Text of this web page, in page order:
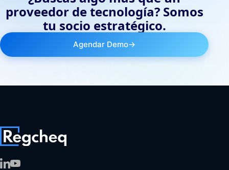
proveedor de tecnología? Somos
tu socio estratégico.
Agendar Demo→